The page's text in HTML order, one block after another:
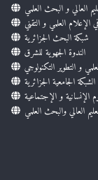
العالي و البحث العلمي
الإعلام العلمي و التقني
شبكة البحث الجزائرية
الندوة الجهوية للشرق
و التطوير التكنولوجي
الشبكة الجامعية الجزائرية
الإنسانية و الإجتماعية
العالي والبحث العلمي